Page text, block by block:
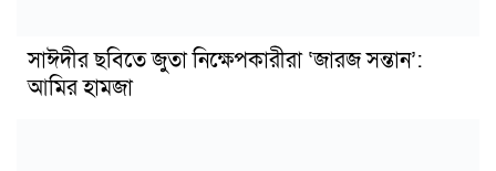
সাঈদীর ছবিতে জুতা নিক্ষেপকারীরা ‘জারজ সন্তান’:
আমির হামজা